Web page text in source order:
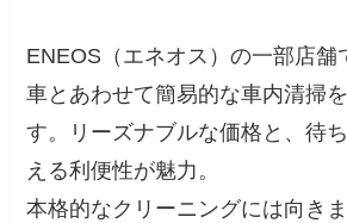
ENEOS（エネオス）の一部店舗
車とあわせて簡易的な車内清掃
す。リーズナブルな価格と、待
える利便性が魅力。
本格的なクリーニングには向き